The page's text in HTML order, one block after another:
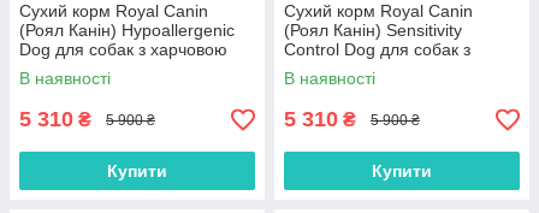
Сухий корм Royal Canin
(Роял Канін) Hypoallergenic
Dog для собак з харчовою
алергією або
непереносимістю кормів 14
кг
В наявності
5 310 ₴ 5 900 ₴
Купити
Сухий корм Royal Canin
(Роял Канін) Sensitivity
Control Dog для собак з
харчовою алергією /
непереносимістю 14 кг
В наявності
5 310 ₴ 5 900 ₴
Купити